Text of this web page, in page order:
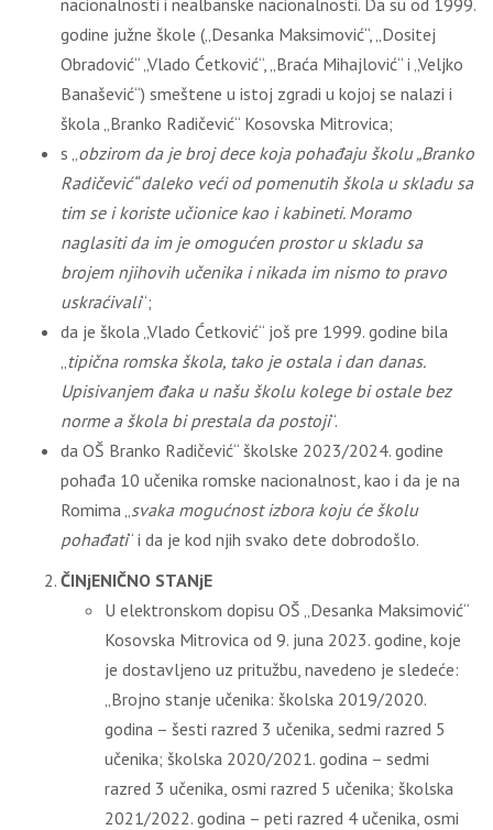
nacionalnosti i nealbanske nacionalnosti. Da su od 1999.
godine južne škole („Desanka Maksimović“, „Dositej
Obradović“ „Vlado Ćetković“, „Braća Mihajlović“ i „Veljko
Banašević“) smeštene u istoj zgradi u kojoj se nalazi i
škola „Branko Radičević“ Kosovska Mitrovica;
s „obzirom da je broj dece koja pohađaju školu „Branko
Radičević“ daleko veći od pomenutih škola u skladu sa
tim se i koriste učionice kao i kabineti. Moramo
naglasiti da im je omogućen prostor u skladu sa
brojem njihovih učenika i nikada im nismo to pravo
uskraćivali“;
da je škola „Vlado Ćetković“ još pre 1999. godine bila
„tipična romska škola, tako je ostala i dan danas.
Upisivanjem đaka u našu školu kolege bi ostale bez
norme a škola bi prestala da postoji“.
da OŠ Branko Radičević“ školske 2023/2024. godine
pohađa 10 učenika romske nacionalnost, kao i da je na
Romima „svaka mogućnost izbora koju će školu
pohađati“ i da je kod njih svako dete dobrodošlo.
ČINjENIČNO STANjE
U elektronskom dopisu OŠ „Desanka Maksimović“
Kosovska Mitrovica od 9. juna 2023. godine, koje
je dostavljeno uz pritužbu, navedeno je sledeće:
„Brojno stanje učenika: školska 2019/2020.
godina – šesti razred 3 učenika, sedmi razred 5
učenika; školska 2020/2021. godina – sedmi
razred 3 učenika, osmi razred 5 učenika; školska
2021/2022. godina – peti razred 4 učenika, osmi